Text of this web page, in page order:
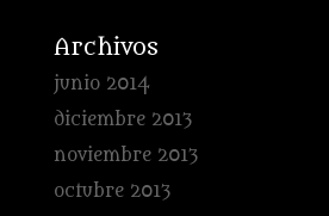
Archivos
junio 2014
diciembre 2013
noviembre 2013
octubre 2013